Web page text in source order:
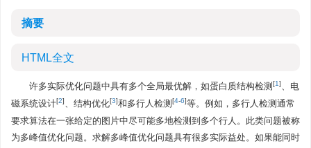
摘要
HTML全文
许多实际优化问题中具有多个全局最优解，如蛋白质结构检测 [1]、电
磁系统设计[2]、结构优化[3]和多行人检测 [4-6]等。例如，多行人检测通常
要求算法在一张给定的图片中尽可能多地检测到多个行人。此类问题被称
为多峰值优化问题。求解多峰值优化问题具有很多实际益处。如果能同时